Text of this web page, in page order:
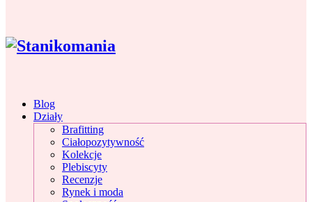
Blog
Działy
Brafitting
Ciałopozytywność
Kolekcje
Plebiscyty
Recenzje
Rynek i moda